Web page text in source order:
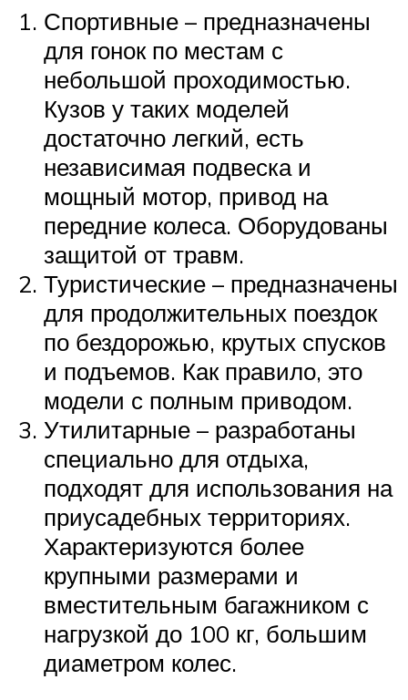
Спортивные – предназначены
для гонок по местам с
небольшой проходимостью.
Кузов у таких моделей
достаточно легкий, есть
независимая подвеска и
мощный мотор, привод на
передние колеса. Оборудованы
защитой от травм.
Туристические – предназначены
для продолжительных поездок
по бездорожью, крутых спусков
и подъемов. Как правило, это
модели с полным приводом.
Утилитарные – разработаны
специально для отдыха,
подходят для использования на
приусадебных территориях.
Характеризуются более
крупными размерами и
вместительным багажником с
нагрузкой до 100 кг, большим
диаметром колес.